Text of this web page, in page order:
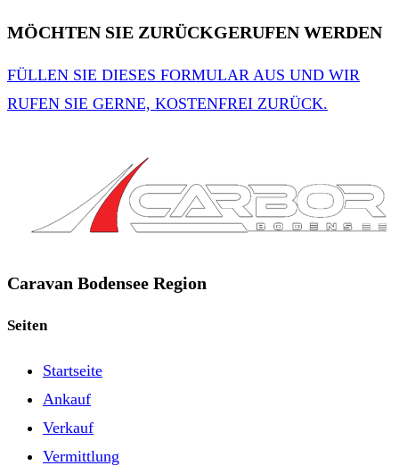
MÖCHTEN SIE ZURÜCKGERUFEN WERDEN
FÜLLEN SIE DIESES FORMULAR AUS UND WIR
RUFEN SIE GERNE, KOSTENFREI ZURÜCK.
Caravan Bodensee Region
Seiten
Startseite
Ankauf
Verkauf
Vermittlung